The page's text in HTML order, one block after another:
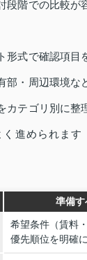
段階での比較が
形式で確認項目
部・周辺環境な
カテゴリ別に整
進められます
準備
希望条件（賃料
優先順位を明確